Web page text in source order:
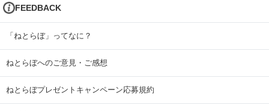
FEEDBACK
「ねとらぼ」ってなに？
ねとらぼへのご意見・ご感想
ねとらぼプレゼントキャンペーン応募規約